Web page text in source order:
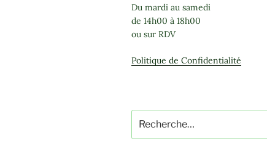
Du mardi au samedi
de 14h00 à 18h00
ou sur RDV
Politique de Confidentialité
pour